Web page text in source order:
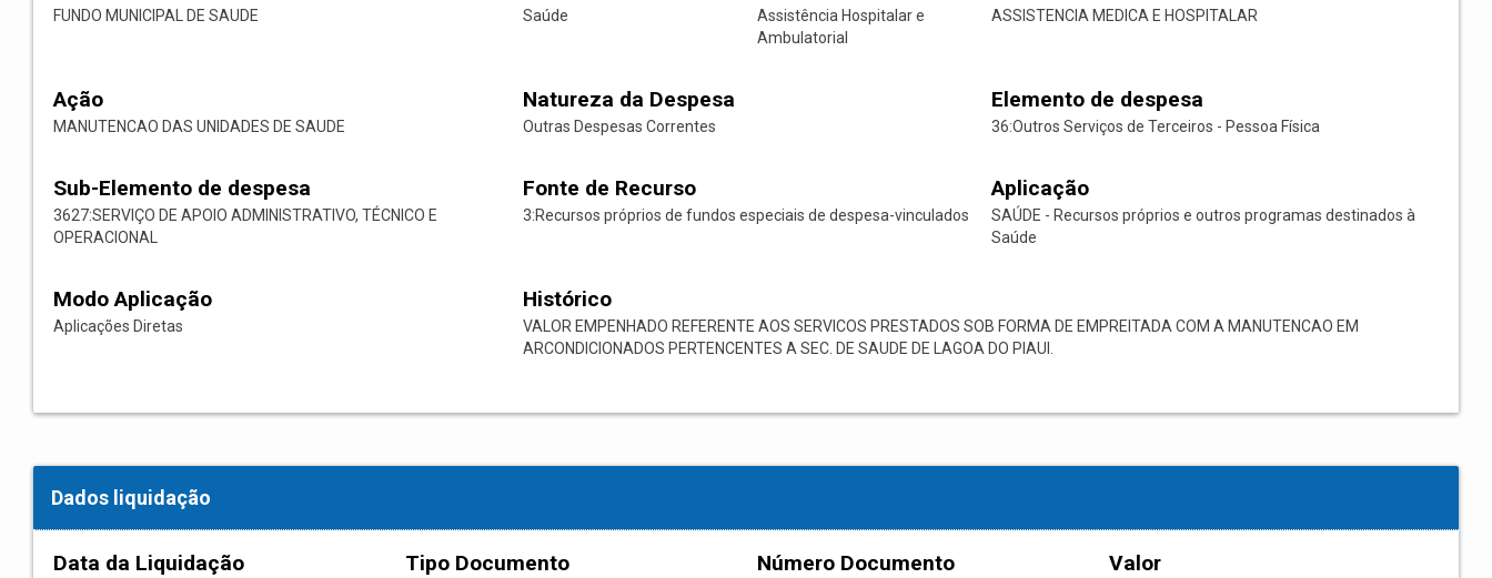
FUNDO MUNICIPAL DE SAUDE Saúde
Assistência Hospitalar e
Ambulatorial
ASSISTENCIA MEDICA E HOSPITALAR
Ação
MANUTENCAO DAS UNIDADES DE SAUDE
Natureza da Despesa
Outras Despesas Correntes
Elemento de despesa
36:Outros Serviços de Terceiros - Pessoa Física
Sub-Elemento de despesa
3627:SERVIÇO DE APOIO ADMINISTRATIVO, TÉCNICO E
OPERACIONAL
Fonte de Recurso
3:Recursos próprios de fundos especiais de despesa-vinculados
Aplicação
SAÚDE - Recursos próprios e outros programas destinados à
Saúde
Modo Aplicação
Aplicações Diretas
Histórico
VALOR EMPENHADO REFERENTE AOS SERVICOS PRESTADOS SOB FORMA DE EMPREITADA COM A MANUTENCAO EM
ARCONDICIONADOS PERTENCENTES A SEC. DE SAUDE DE LAGOA DO PIAUI.
Dados liquidação
Data da Liquidação Tipo Documento Número Documento Valor